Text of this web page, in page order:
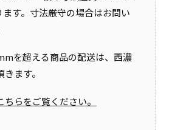
す。寸法厳守の場合はお問い
を超える商品の配送は、西濃
ます。
らをご覧ください。